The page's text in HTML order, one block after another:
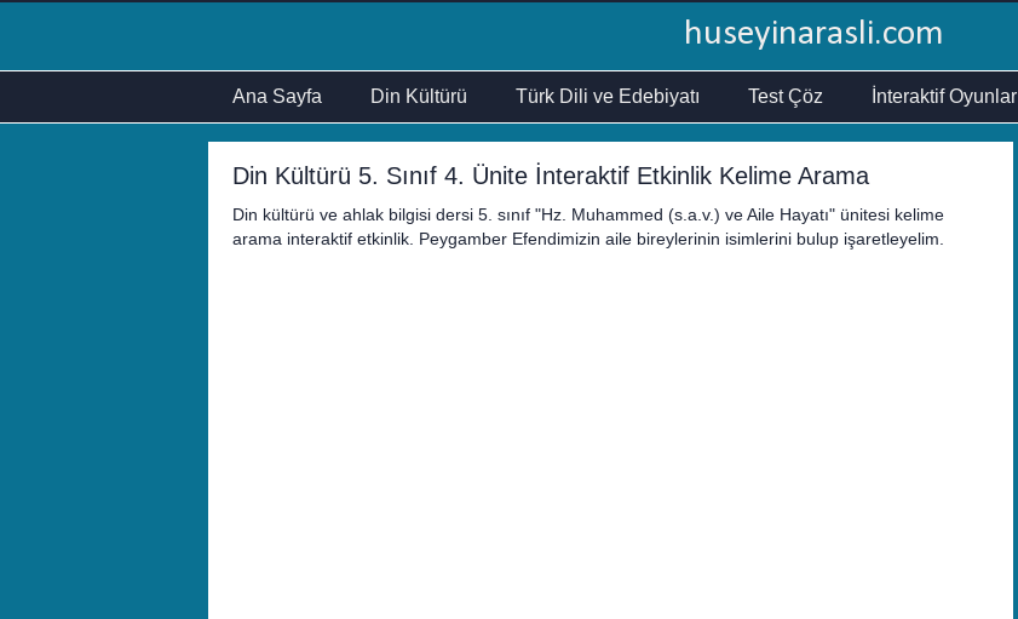
huseyinarasli.com
Ana Sayfa Din Kültürü Türk Dili ve Edebiyatı Test Çöz İnteraktif Oyunlar
Din Kültürü 5. Sınıf 4. Ünite İnteraktif Etkinlik Kelime Arama
Din kültürü ve ahlak bilgisi dersi 5. sınıf "Hz. Muhammed (s.a.v.) ve Aile Hayatı" ünitesi kelime
arama interaktif etkinlik. Peygamber Efendimizin aile bireylerinin isimlerini bulup işaretleyelim.